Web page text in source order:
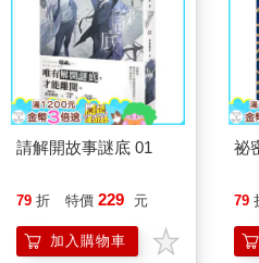
請解開故事謎底 01
79 折 特價 229 元
加入購物車
祕
79